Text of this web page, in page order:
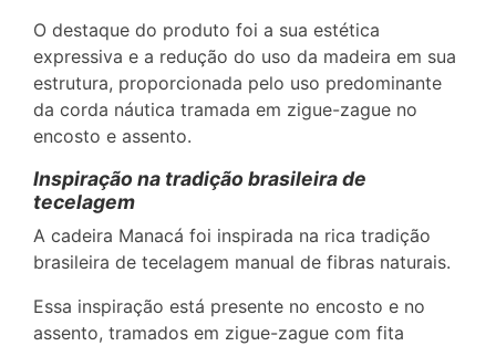
O destaque do produto foi a sua estética
expressiva e a redução do uso da madeira em sua
estrutura, proporcionada pelo uso predominante
da corda náutica tramada em zigue-zague no
encosto e assento.
Inspiração na tradição brasileira de
tecelagem
A cadeira Manacá foi inspirada na rica tradição
brasileira de tecelagem manual de fibras naturais.
Essa inspiração está presente no encosto e no
assento, tramados em zigue-zague com fita